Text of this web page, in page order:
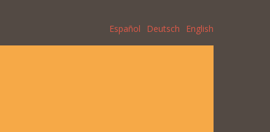
Español Deutsch English